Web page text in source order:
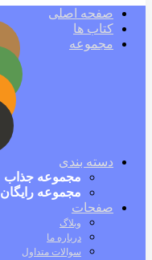
صفحه اصلی
کتاب ها
مجموعه
دسته بندی
مجموعه جذاب
مجموعه رایگان
صفحات
وبلاگ
درباره ما
سوالات متداول